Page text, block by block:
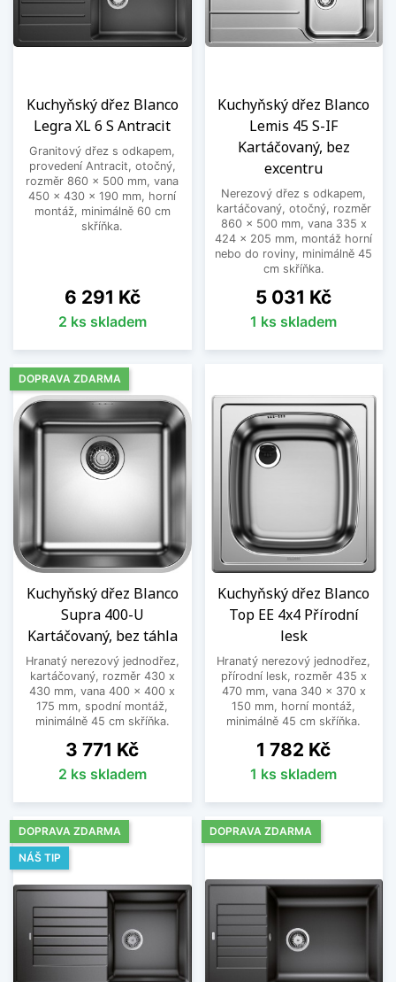
Kuchyňský dřez Blanco
Legra XL 6 S Antracit
Granitový dřez s odkapem,
provedení Antracit, otočný,
rozměr 860 x 500 mm, vana
450 x 430 x 190 mm, horní
montáž, minimálně 60 cm
skříňka.
Cena
6 291 Kč
2 ks skladem
Kuchyňský dřez Blanco
Lemis 45 S-IF
Kartáčovaný, bez
excentru
Nerezový dřez s odkapem,
kartáčovaný, otočný, rozměr
860 x 500 mm, vana 335 x
424 x 205 mm, montáž horní
nebo do roviny, minimálně 45
cm skříňka.
Cena
5 031 Kč
1 ks skladem
Kuchyňský dřez Blanco
Supra 400-U
Kartáčovaný, bez táhla
Hranatý nerezový jednodřez,
kartáčovaný, rozměr 430 x
430 mm, vana 400 x 400 x
175 mm, spodní montáž,
minimálně 45 cm skříňka.
Cena
3 771 Kč
2 ks skladem
DOPRAVA ZDARMA
Kuchyňský dřez Blanco
Top EE 4x4 Přírodní
lesk
Hranatý nerezový jednodřez,
přírodní lesk, rozměr 435 x
470 mm, vana 340 x 370 x
150 mm, horní montáž,
minimálně 45 cm skříňka.
Cena
1 782 Kč
1 ks skladem
DOPRAVA ZDARMA
NÁŠ TIP
DOPRAVA ZDARMA